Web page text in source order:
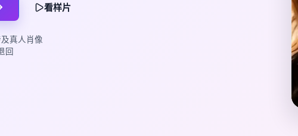
看样片
真人肖像
回